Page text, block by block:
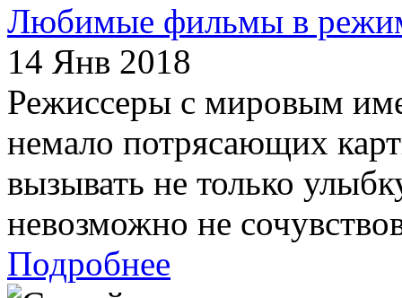
Любимые фильмы в
14 Янв 2018
Режиссеры с мировым
немало потрясающих
вызывать не только
невозможно не
Подробнее